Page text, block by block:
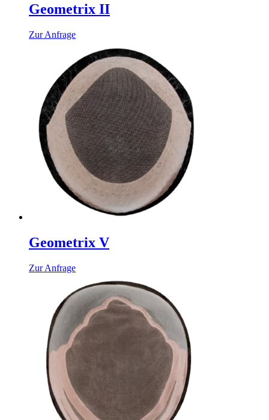
Geometrix II
Zur Anfrage
Geometrix V
Zur Anfrage